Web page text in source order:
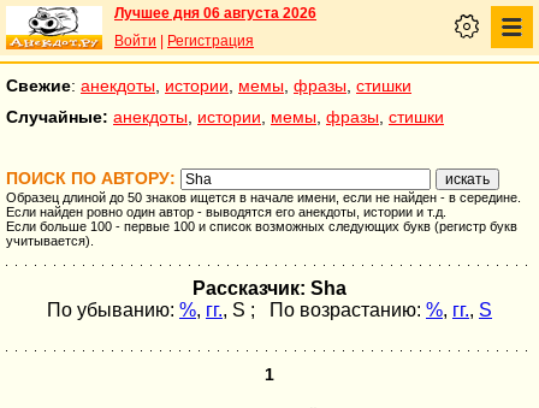
Лучшее дня 06 августа 2026
Войти
Регистрация
Свежие: анекдоты истории мемы фразы стишки
Случайные: анекдоты истории мемы фразы стишки
ПОИСК ПО АВТОРУ:
Образец длиной до 50 знаков ищется в начале имени, если не найден - в середине.
Если найден ровно один автор - выводятся его анекдоты, истории и т.д.
Если больше 100 - первые 100 и список возможных следующих букв (регистр букв
учитывается).
Рассказчик: Sha
По убыванию: %, гг., S ; По возрастанию: %, гг., S
1